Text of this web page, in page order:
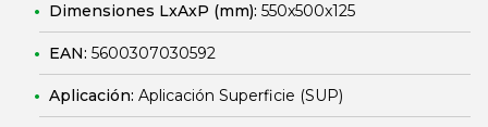
Dimensiones LxAxP (mm): 550x500x125
EAN: 5600307030592
Aplicación: Aplicación Superficie (SUP)